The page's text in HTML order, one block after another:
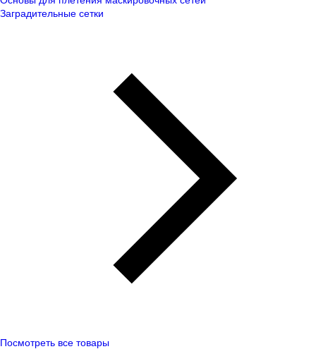
Заградительные сетки
Посмотреть все товары